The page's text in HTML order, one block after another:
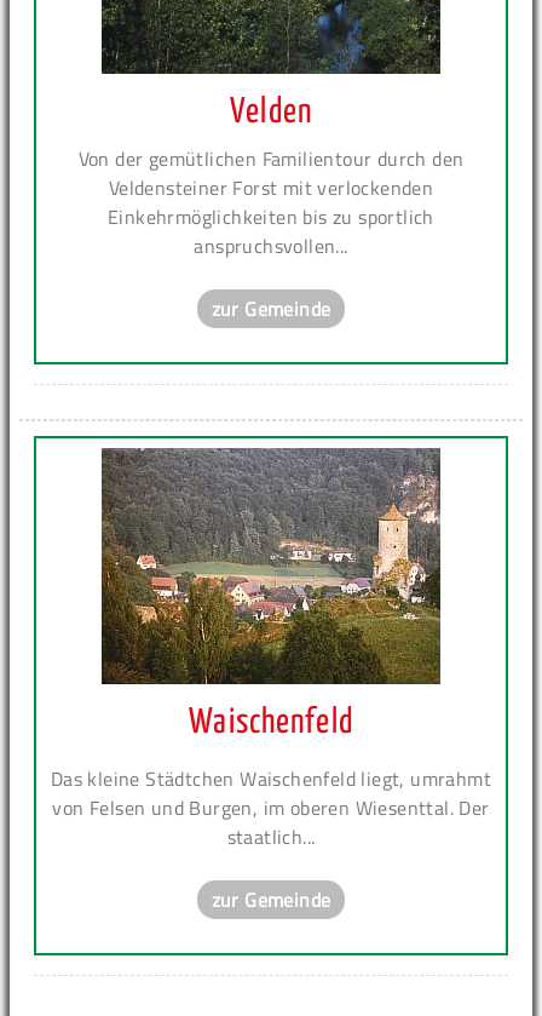
Velden
Von der gemütlichen Familientour durch den
Veldensteiner Forst mit verlockenden
Einkehrmöglichkeiten bis zu sportlich
anspruchsvollen...
zur Gemeinde
Waischenfeld
Das kleine Städtchen Waischenfeld liegt, umrahmt
von Felsen und Burgen, im oberen Wiesenttal. Der
staatlich...
zur Gemeinde